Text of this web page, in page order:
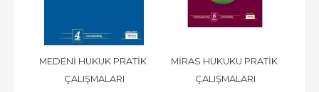
MEDENİ HUKUK PRATİK
ÇALIŞMALARI
MİRAS HUKUKU PRATİK
ÇALIŞMALARI